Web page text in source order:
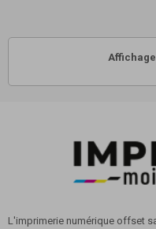
L'imprimerie numérique offset